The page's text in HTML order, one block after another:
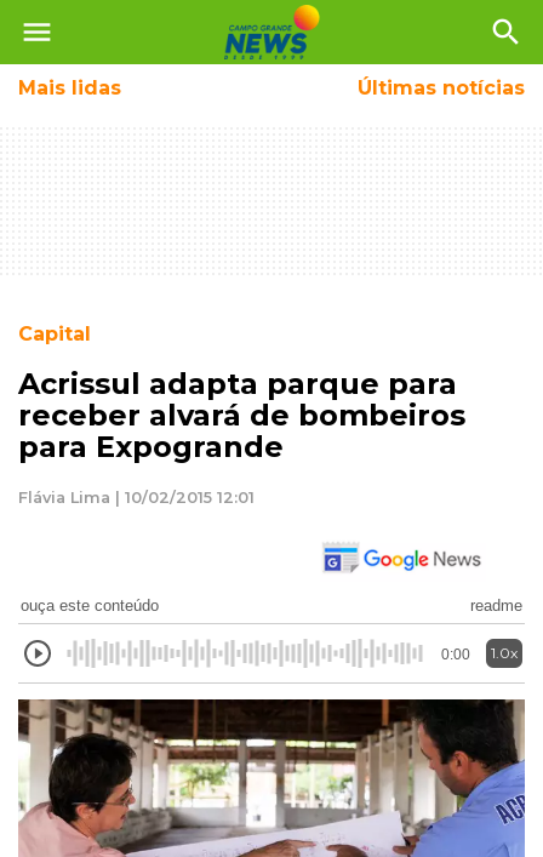
menu search
Mais lidas Últimas notícias
Capital
Acrissul adapta parque para
receber alvará de bombeiros
para Expogrande
Flávia Lima | 10/02/2015 12:01
ouça este conteúdo readme
0:00 1.0x